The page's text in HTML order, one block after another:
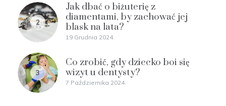
2
Jak dbać o biżuterię z
diamentami, by zachować jej
blask na lata?
19 Grudnia 2024
3
Co zrobić, gdy dziecko boi się
wizyt u dentysty?
7 Października 2024